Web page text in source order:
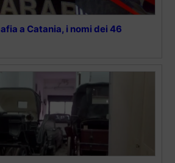
a Catania, i nomi dei 46